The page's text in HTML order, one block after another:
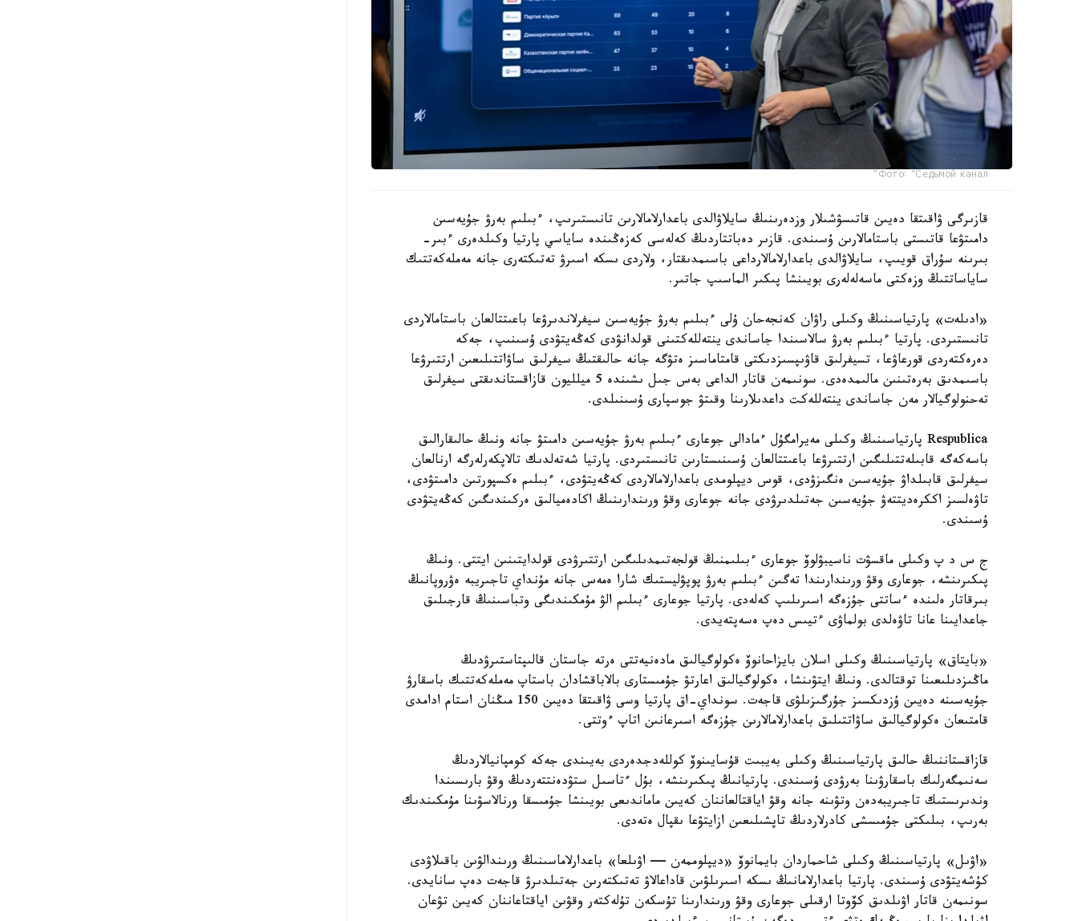
Фото: "Седьмой канал"
قازىرگى ۋاقىتقا دەيىن قاتىسۋشىلار وزدەرىنىڭ سايلاۋالدى باعدارلامالارىن تانىستىرىپ، ءبىلىم بەرۋ جۇيەسىن
دامىتۋعا قاتىستى باستامالارىن ۇسىندى. قازىر دەباتتاردىڭ كەلەسى كەزەڭىندە ساياسي پارتيا وكىلدەرى ءبىر-
بىرىنە سۇراق قويىپ، سايلاۋالدى باعدارلامالارداعى باسىمدىقتار، ولاردى ىسكە اسىرۋ تەتىكتەرى جانە مەملەكەتتىك
ساياساتتىڭ وزەكتى ماسەلەلەرى بويىنشا پىكىر الماسىپ جاتىر.
«ادىلەت» پارتياسىنىڭ وكىلى راۋان كەنجەحان ۇلى ءبىلىم بەرۋ جۇيەسىن سيفرلاندىرۋعا باعىتتالعان باستامالاردى
تانىستىردى. پارتيا ءبىلىم بەرۋ سالاسىندا جاساندى ينتەللەكتىنى قولدانۋدى كەڭەيتۋدى ۇسىنىپ، جەكە
دەرەكتەردى قورعاۋعا، تسيفرلىق قاۋىپسىزدىكتى قامتاماسىز ەتۋگە جانە حالىقتىڭ سيفرلىق ساۋاتتىلىعىن ارتتىرۋعا
باسىمدىق بەرەتىنىن مالىمدەدى. سونىمەن قاتار الداعى بەس جىل ىشىندە 5 ميلليون قازاقستاندىقتى سيفرلىق
تەحنولوگيالار مەن جاساندى ينتەللەكت داعدىلارىنا وقىتۋ جوسپارى ۇسىنىلدى.
Respublica پارتياسىنىڭ وكىلى مەيرامگۇل ءمادالى جوعارى ءبىلىم بەرۋ جۇيەسىن دامىتۋ جانە ونىڭ حالىقارالىق
باسەكەگە قابىلەتتىلىگىن ارتتىرۋعا باعىتتالعان ۇسىنىستارىن تانىستىردى. پارتيا شەتەلدىك تالاپكەرلەرگە ارنالعان
سيفرلىق قابىلداۋ جۇيەسىن ەنگىزۋدى، قوس ديپلومدى باعدارلامالاردى كەڭەيتۋدى، ءبىلىم ەكسپورتىن دامىتۋدى،
تاۋەلسىز اككرەديتتەۋ جۇيەسىن جەتىلدىرۋدى جانە جوعارى وقۋ ورىندارىنىڭ اكادەميالىق ەركىندىگىن كەڭەيتۋدى
ۇسىندى.
ج س د پ وكىلى ماقسۋت ناسيبۋلوۆ جوعارى ءبىلىمنىڭ قولجەتىمدىلىگىن ارتتىرۋدى قولدايتىنىن ايتتى. ونىڭ
پىكىرىنشە، جوعارى وقۋ ورىندارىندا تەگىن ءبىلىم بەرۋ پوپۋليستىك شارا ەمەس جانە مۇنداي تاجىريبە ەۋروپانىڭ
بىرقاتار ەلىندە ءساتتى جۇزەگە اسىرىلىپ كەلەدى. پارتيا جوعارى ءبىلىم الۋ مۇمكىندىگى وتباسىنىڭ قارجىلىق
جاعدايىنا عانا تاۋەلدى بولماۋى ءتيىس دەپ ەسەپتەيدى.
«بايتاق» پارتياسىنىڭ وكىلى اسلان بايزاحانوۆ ەكولوگيالىق مادەنيەتتى ەرتە جاستان قالىپتاستىرۋدىڭ
ماڭىزدىلىعىنا توقتالدى. ونىڭ ايتۋىنشا، ەكولوگيالىق اعارتۋ جۇمىستارى بالاباقشادان باستاپ مەملەكەتتىك باسقارۋ
جۇيەسىنە دەيىن ۇزدىكسىز جۇرگىزىلۋى قاجەت. سونداي-اق پارتيا وسى ۋاقىتقا دەيىن 150 مىڭنان استام ادامدى
قامتىعان ەكولوگيالىق ساۋاتتىلىق باعدارلامالارىن جۇزەگە اسىرعانىن اتاپ ءوتتى.
قازاقستاننىڭ حالىق پارتياسىنىڭ وكىلى بەيبىت قۇسايىنوۆ كوللەدجدەردى بەيىندى جەكە كومپانيالاردىڭ
سەنىمگەرلىك باسقارۋىنا بەرۋدى ۇسىندى. پارتيانىڭ پىكىرىنشە، بۇل ءتاسىل ستۋدەنتتەردىڭ وقۋ بارىسىندا
وندىرىستىك تاجىريبەدەن وتۋىنە جانە وقۋ اياقتالعاننان كەيىن ماماندىعى بويىنشا جۇمىسقا ورنالاسۋىنا مۇمكىندىك
بەرىپ، بىلىكتى جۇمىسشى كادرلاردىڭ تاپشىلىعىن ازايتۋعا ىقپال ەتەدى.
«اۋىل» پارتياسىنىڭ وكىلى شاحماردان بايمانوۆ «ديپلوممەن — اۋىلعا» باعدارلاماسىنىڭ ورىندالۋىن باقىلاۋدى
كۇشەيتۋدى ۇسىندى. پارتيا باعدارلامانىڭ ىسكە اسىرىلۋىن قاداعالاۋ تەتىكتەرىن جەتىلدىرۋ قاجەت دەپ سانايدى.
سونىمەن قاتار اۋىلدىق كۆوتا ارقىلى جوعارى وقۋ ورىندارىنا تۇسكەن تۇلەكتەر وقۋىن اياقتاعاننان كەيىن تۋعان